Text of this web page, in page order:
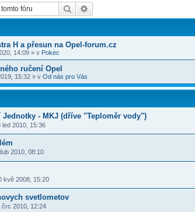
Hledat
H a přesun na Opel-forum.cz
14:09 » v Pokec
ručení Opel
15:32 » v Od nás pro Vás
- MKJ (dříve "Teploměr vody")
led 2010, 15:36
2010, 08:10
kvě 2008, 15:20
svetlometov
črc 2010, 12:24